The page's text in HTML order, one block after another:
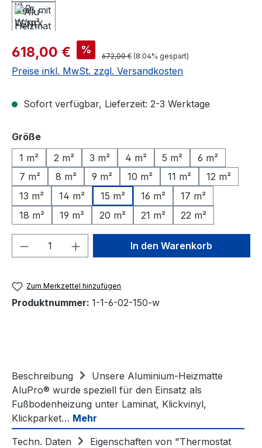
Verkaufspreis:
618,00 € % Regulärer Preis:
672,00 € (8.04% gespart)
Preise inkl. MwSt. zzgl. Versandkosten
Sofort verfügbar, Lieferzeit: 2-3 Werktage
Größeauswählen
1 m²
2 m² 3 m² 4 m² 5 m²
6 m²
7 m²
8 m² 9 m² 10 m² 11 m²
12 m²
13 m²
14 m² 15 m² 16 m²
17 m²
18 m²
19 m² 20 m² 21 m² 22 m²
Produkt Anzahl: Gib denIn den Warenkorb
Zum Merkzettel hinzufügen
Produktnummer: 1-1-6-02-150-w
Beschreibung
Unsere Aluminium-Heizmatte
AluPro® wurde speziell für den Einsatz als
Fußbodenheizung unter Laminat, Klickvinyl,
Klickparket… Mehr
Techn. Daten
Eigenschaften von "Thermostat